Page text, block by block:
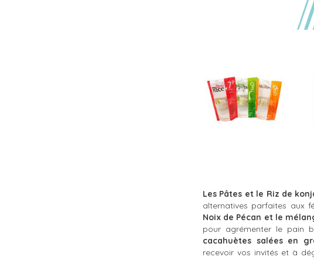
Les Pâtes et le Riz de
alternatives parfaites aux
Noix de Pécan et le
pour agrémenter le pain
cacahuètes salées en
recevoir vos invités et à